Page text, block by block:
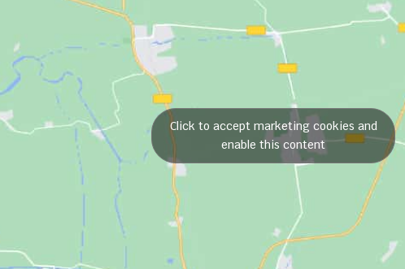
Click to accept marketing cookies and
enable this content